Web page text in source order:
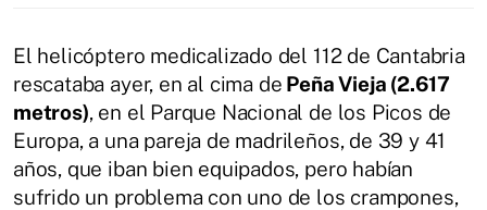
El helicóptero medicalizado del 112 de Cantabria
rescataba ayer, en al cima de Peña Vieja (2.617
metros), en el Parque Nacional de los Picos de
Europa, a una pareja de madrileños, de 39 y 41
años, que iban bien equipados, pero habían
sufrido un problema con uno de los crampones,